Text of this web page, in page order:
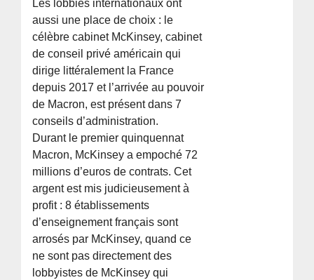
Les lobbies internationaux ont
aussi une place de choix : le
célèbre cabinet McKinsey, cabinet
de conseil privé américain qui
dirige littéralement la France
depuis 2017 et l’arrivée au pouvoir
de Macron, est présent dans 7
conseils d’administration.
Durant le premier quinquennat
Macron, McKinsey a empoché 72
millions d’euros de contrats. Cet
argent est mis judicieusement à
profit : 8 établissements
d’enseignement français sont
arrosés par McKinsey, quand ce
ne sont pas directement des
lobbyistes de McKinsey qui